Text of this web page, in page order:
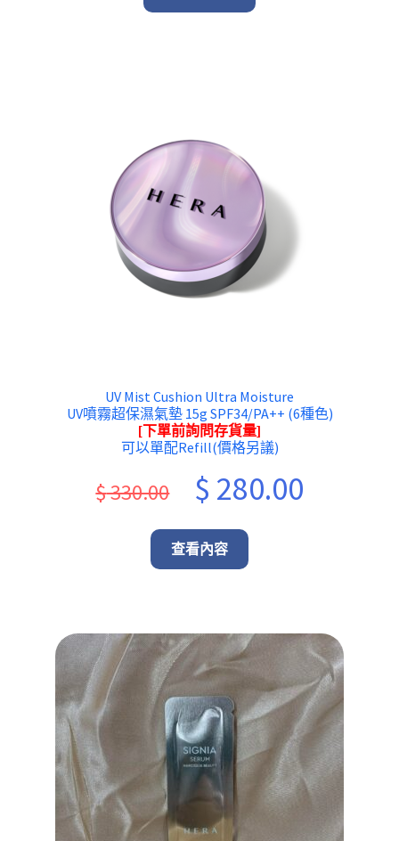
UV Mist Cushion Ultra Moisture
UV噴霧超保濕氣墊 15g SPF34/PA++ (6種色)
[下單前詢問存貨量]
可以單配Refill(價格另議)
$330.00
Original
price
was:
$ 280.00Current
查看內容